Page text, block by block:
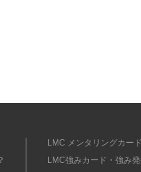
LMC メンタリングカー
LMC強みカード・強み